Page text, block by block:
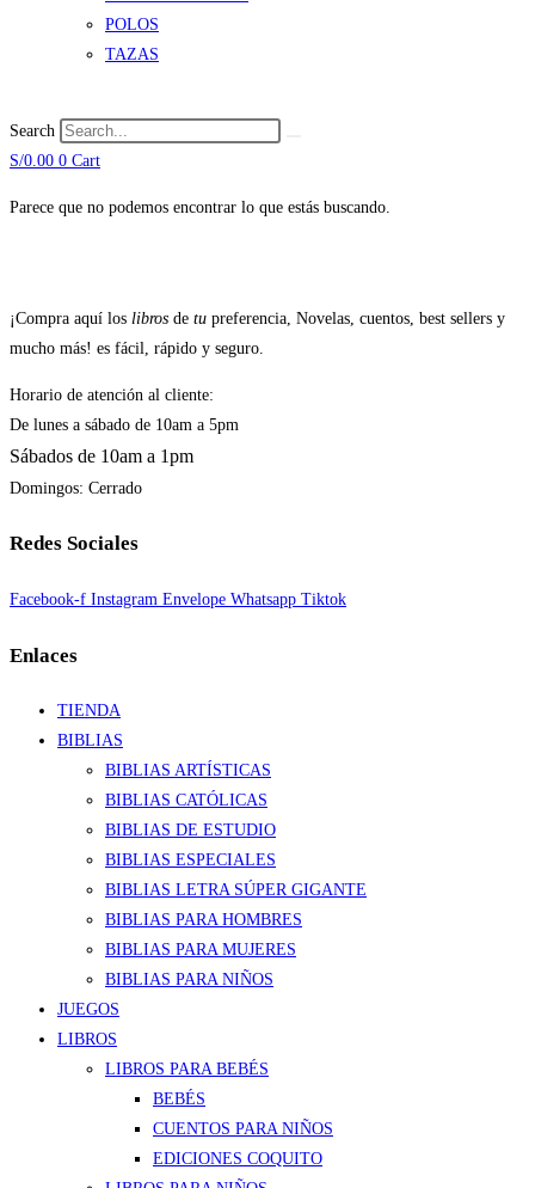
POLOS
TAZAS
Search
S/0.00 0 Cart
Parece que no podemos encontrar lo que estás buscando.
¡Compra aquí los libros de tu preferencia, Novelas, cuentos, best sellers y
mucho más! es fácil, rápido y seguro.
Horario de atención al cliente:
De lunes a sábado de 10am a 5pm
Sábados de 10am a 1pm
Domingos: Cerrado
Redes Sociales
Facebook-f Instagram Envelope Whatsapp Tiktok
Enlaces
TIENDA
BIBLIAS
BIBLIAS ARTÍSTICAS
BIBLIAS CATÓLICAS
BIBLIAS DE ESTUDIO
BIBLIAS ESPECIALES
BIBLIAS LETRA SÚPER GIGANTE
BIBLIAS PARA HOMBRES
BIBLIAS PARA MUJERES
BIBLIAS PARA NIÑOS
JUEGOS
LIBROS
LIBROS PARA BEBÉS
BEBÉS
CUENTOS PARA NIÑOS
EDICIONES COQUITO